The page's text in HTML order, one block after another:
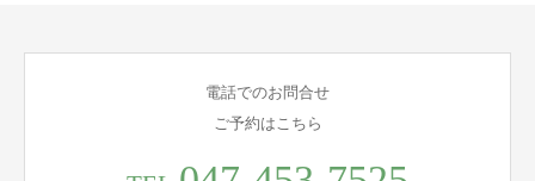
電話でのお問合せ
ご予約はこちら